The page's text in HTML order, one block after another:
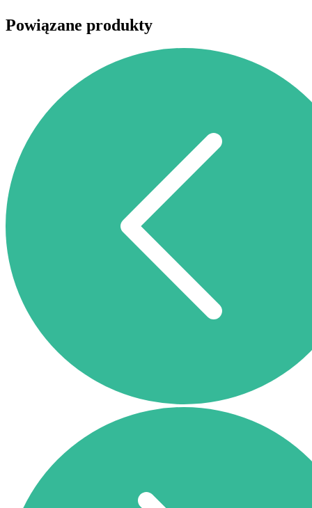
Powiązane produkty